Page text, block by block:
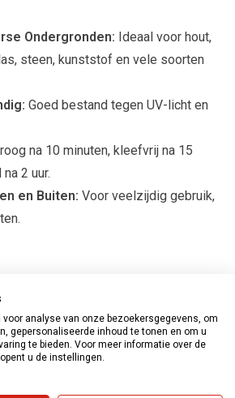
Ondergronden: Ideaal voor hout,
steen, kunststof en vele soorten
Goed bestand tegen UV-licht en
na 10 minuten, kleefvrij na 15
2 uur.
en Buiten: Voor veelzijdig gebruik,
zowel binnen als buiten.
voor een breed scala aan
analyse van onze bezoekersgegevens, om
gepersonaliseerde inhoud te tonen en om u
te bieden. Voor meer informatie over de
u de instellingen.